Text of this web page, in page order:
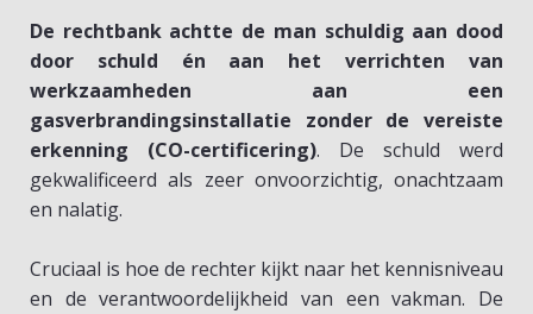
​De rechtbank achtte de man schuldig aan dood
door schuld én aan het verrichten van
werkzaamheden aan een
gasverbrandingsinstallatie zonder de vereiste
erkenning (CO-certificering). De schuld werd
gekwalificeerd als zeer onvoorzichtig, onachtzaam
en nalatig.
​Cruciaal is hoe de rechter kijkt naar het kennisniveau
en de verantwoordelijkheid van een vakman. De